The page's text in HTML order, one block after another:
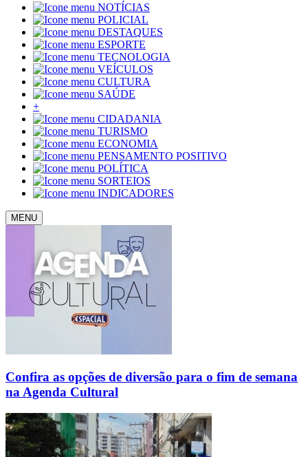
NOTÍCIAS
POLICIAL
DESTAQUES
ESPORTE
TECNOLOGIA
VEÍCULOS
CULTURA
SAÚDE
+
CIDADANIA
TURISMO
ECONOMIA
PENSAMENTO POSITIVO
POLÍTICA
SORTEIOS
INDICADORES
MENU
Confira as opções de diversão para o fim de semana
na Agenda Cultural